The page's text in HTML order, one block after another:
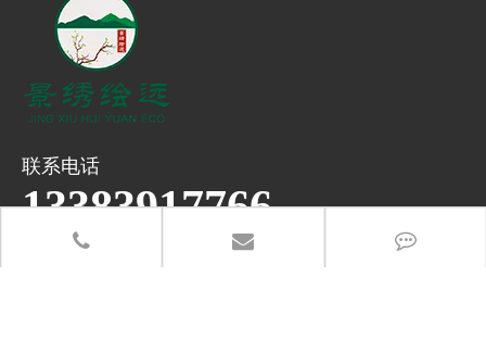
联系电话
13383917766
办公地址：郑州市高新区长椿路冬青街高新企业加速器产业园
总部地址：河南省武陟县产业集聚区5288-6号